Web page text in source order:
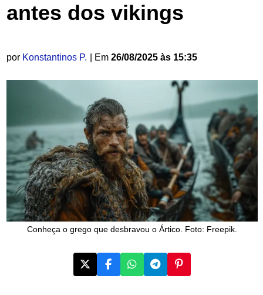
antes dos vikings
por Konstantinos P. | Em 26/08/2025 às 15:35
Conheça o grego que desbravou o Ártico. Foto: Freepik.